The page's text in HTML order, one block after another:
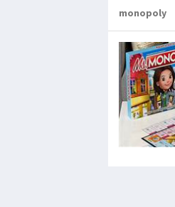
monopoly